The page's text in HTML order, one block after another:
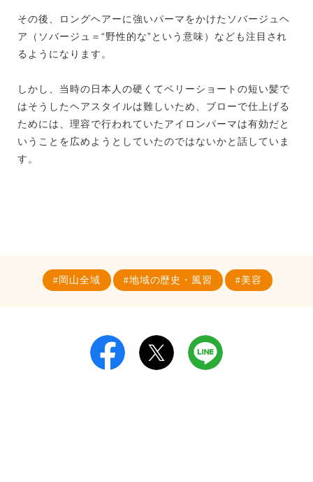
その後、ロングヘアーに強いパーマをかけたソバージュヘ
ア（ソバージュ＝“野性的な”という意味）なども注目され
るようになります。
しかし、当時の日本人の硬くてベリーショートの短い髪で
はそうしたヘアスタイルは難しいため、ブローで仕上げる
ためには、理容で行われていたアイロンパーマは有効だと
いうことを広めようとしていたのではないかと話していま
す。
岡山全域 地域の歴史・風習 美容